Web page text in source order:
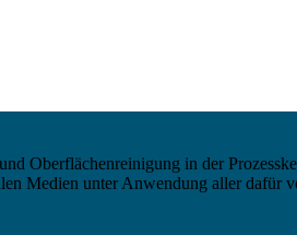
Oberflächenreinigung in der
Medien unter Anwendung aller